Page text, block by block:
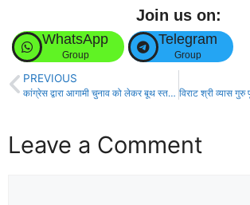
Join us on:
WhatsApp
Group
Telegram
Group
PREVIOUS
कांग्रेस द्वारा आगामी चुनाव को लेकर बूथ स्तर प्रबंधन प्रशिक्षण कार्यक्रम आयोजित
Leave a Comment